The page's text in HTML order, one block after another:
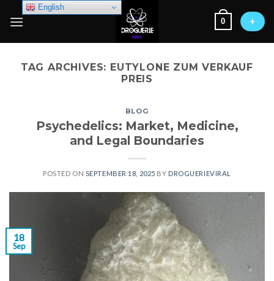
0 +
TAG ARCHIVES: EUTYLONE ZUM VERKAUF
PREIS
BLOG
Psychedelics: Market, Medicine,
and Legal Boundaries
POSTED ON SEPTEMBER 18, 2025 BY DROGUERIEVIRAL
18
Sep
English